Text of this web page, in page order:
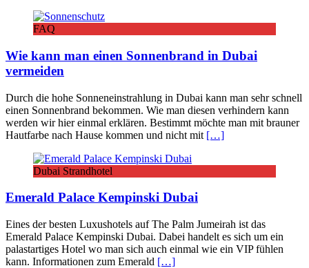
FAQ
Wie kann man einen Sonnenbrand in Dubai
vermeiden
Durch die hohe Sonneneinstrahlung in Dubai kann man sehr schnell
einen Sonnenbrand bekommen. Wie man diesen verhindern kann
werden wir hier einmal erklären. Bestimmt möchte man mit brauner
Hautfarbe nach Hause kommen und nicht mit […]
Dubai Strandhotel
Emerald Palace Kempinski Dubai
Eines der besten Luxushotels auf The Palm Jumeirah ist das
Emerald Palace Kempinski Dubai. Dabei handelt es sich um ein
palastartiges Hotel wo man sich auch einmal wie ein VIP fühlen
kann. Informationen zum Emerald […]